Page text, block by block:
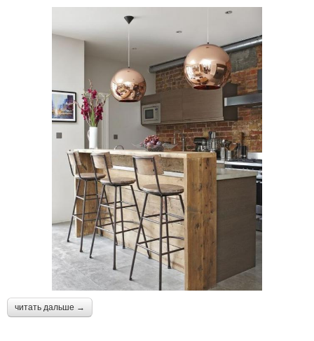
читать дальше →